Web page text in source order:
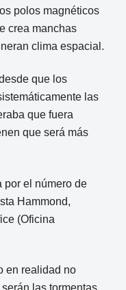
polos magnéticos
crea manchas
clima espacial.
que los
las
que fuera
que será más
por el número de
Hammond,
(Oficina
en realidad no